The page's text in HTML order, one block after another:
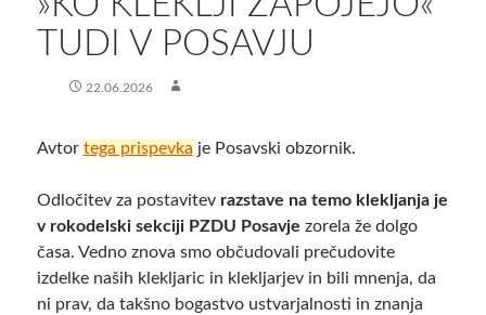
TUDI V POSAVJU
22.06.2026
Avtor tega prispevka je Posavski obzornik.
Odločitev za postavitev razstave na temo klekljanja je
v rokodelski sekciji PZDU Posavje zorela že dolgo
časa. Vedno znova smo občudovali prečudovite
izdelke naših klekljaric in klekljarjev in bili mnenja, da
ni prav, da takšno bogastvo ustvarjalnosti in znanja